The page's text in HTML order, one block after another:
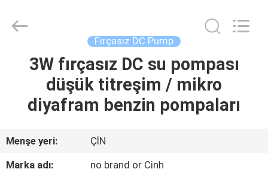
ÜRÜN:%
HAKKIMIZDA
co.,limited.
Fırçasız DC Pump
3W fırçasız DC su pompası
düşük titreşim / mikro
diyafram benzin pompaları
Menşe yeri:
ÇİN
Marka adı:
no brand or Cinh